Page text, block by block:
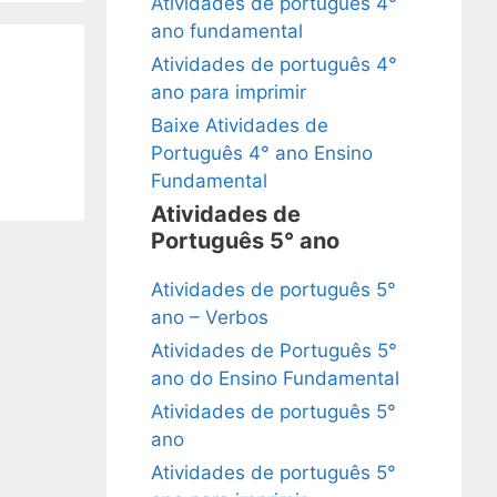
ano fundamental
Atividades de português 4°
ano para imprimir
Baixe Atividades de
Português 4° ano Ensino
Fundamental
Atividades de
Português 5° ano
Atividades de português 5°
ano – Verbos
Atividades de Português 5°
ano do Ensino Fundamental
Atividades de português 5°
ano
Atividades de português 5°